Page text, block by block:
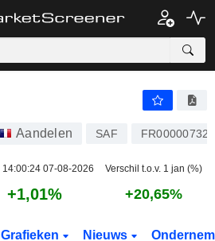
Aandelen SAF
14:00:24 07-08-2026 Verschil t.o.v. 1 jan (%)
+1,01% +20,65%
Grafieken Nieuws